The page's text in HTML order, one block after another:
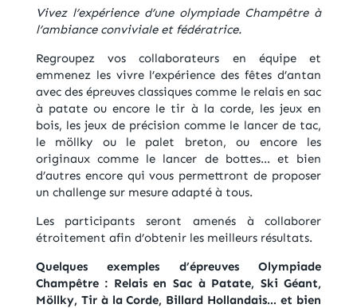
Vivez l’expérience d’une olympiade Champêtre à
l’ambiance conviviale et fédératrice.
Regroupez vos collaborateurs en équipe et
emmenez les vivre l’expérience des fêtes d’antan
avec des épreuves classiques comme le relais en sac
à patate ou encore le tir à la corde, les jeux en
bois, les jeux de précision comme le lancer de tac,
le möllky ou le palet breton, ou encore les
originaux comme le lancer de bottes… et bien
d’autres encore qui vous permettront de proposer
un challenge sur mesure adapté à tous.
Les participants seront amenés à collaborer
étroitement afin d’obtenir les meilleurs résultats.
Quelques exemples d’épreuves Olympiade
Champêtre : Relais en Sac à Patate, Ski Géant,
Möllky, Tir à la Corde, Billard Hollandais… et bien